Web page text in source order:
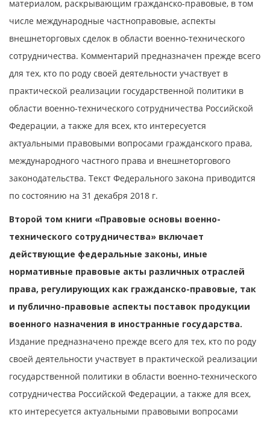
материалом, раскрывающим гражданско-правовые, в том
числе международные частноправовые, аспекты
внешнеторговых сделок в области военно-технического
сотрудничества. Комментарий предназначен прежде всего
для тех, кто по роду своей деятельности участвует в
практической реализации государственной политики в
области военно-технического сотрудничества Российской
Федерации, а также для всех, кто интересуется
актуальными правовыми вопросами гражданского права,
международного частного права и внешнеторгового
законодательства. Текст Федерального закона приводится
по состоянию на 31 декабря 2018 г.
Второй том книги «Правовые основы военно-
технического сотрудничества» включает
действующие федеральные законы, иные
нормативные правовые акты различных отраслей
права, регулирующих как гражданско-правовые, так
и публично-правовые аспекты поставок продукции
военного назначения в иностранные государства.
Издание предназначено прежде всего для тех, кто по роду
своей деятельности участвует в практической реализации
государственной политики в области военно-технического
сотрудничества Российской Федерации, а также для всех,
кто интересуется актуальными правовыми вопросами